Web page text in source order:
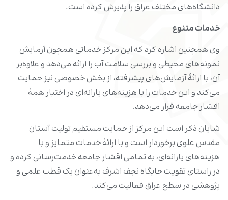
دانشگاه‌های مختلف عراق را پذیرش کرده است.
خدمات متنوع
وی همچنین اشاره کرد که این مرکز خدماتی همچون آزمایش
نمونه‌های محیطی و بررسی سلامت آب را ارائه می‌دهد و علاوه‌بر
آن، با ارائۀ آزمایش‌های پیشرفته، از بخش خصوصی نیز حمایت
می‌کند و این خدمات را با هزینه‌های یارانه‌ای در اختیار همۀ
اقشار جامعه قرار می‌دهد.
شایان ذکر است این مرکز از حمایت مستقیم تولیت آستان
مقدس علوی برخوردار است و با ارائۀ خدمات متمایز و با
هزینه‌های یارانه‌ای، به تمامی اقشار جامعه خدمت‌رسانی کرده و
در راستای تقویت جایگاه نجف اشرف به‌عنوان یک قطب علمی و
پژوهشی در سطح عراق فعالیت می‌کند.